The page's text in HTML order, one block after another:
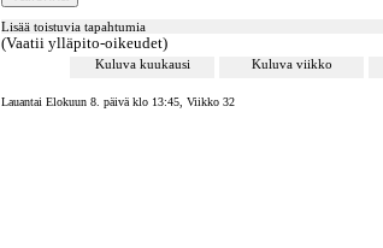
Lisää toistuvia tapahtumia
(Vaatii ylläpito-oikeudet)
Kuluva kuukausi Kuluva viikko
Lauantai Elokuun 8. päivä klo 13:45, Viikko 32